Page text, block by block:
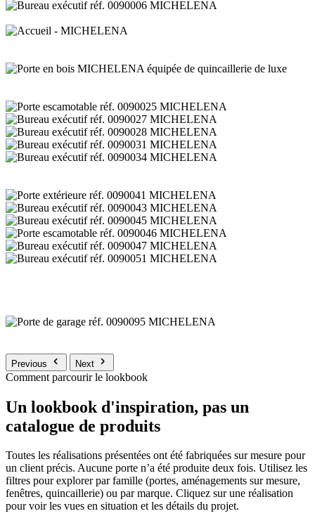
Previous Next
Comment parcourir le lookbook
Un lookbook d'inspiration, pas un
catalogue de produits
Toutes les réalisations présentées ont été fabriquées sur mesure pour
un client précis. Aucune porte n’a été produite deux fois. Utilisez les
filtres pour explorer par famille (portes, aménagements sur mesure,
fenêtres, quincaillerie) ou par marque. Cliquez sur une réalisation
pour voir les vues en situation et les détails du projet.